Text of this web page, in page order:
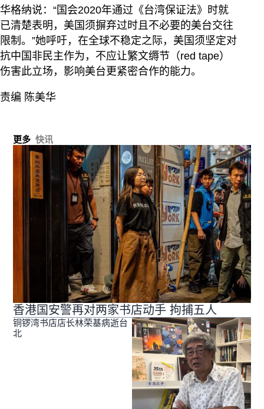
华格纳说：“国会2020年通过《台湾保证法》时就
已清楚表明，美国须摒弃过时且不必要的美台交往
限制。”她呼吁，在全球不稳定之际，美国须坚定对
抗中国非民主作为，不应让繁文缛节（red tape）
伤害此立场，影响美台更紧密合作的能力。
责编 陈美华
更多 快讯
香港国安警再对两家书店动手 拘捕五人
铜锣湾书店店长林荣基病逝台
北